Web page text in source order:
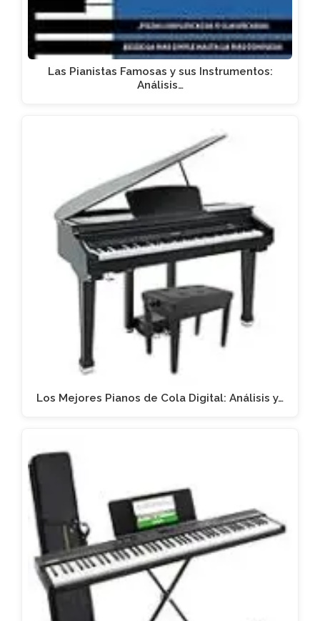
Las Pianistas Famosas y sus Instrumentos:
Análisis…
Los Mejores Pianos de Cola Digital: Análisis y…